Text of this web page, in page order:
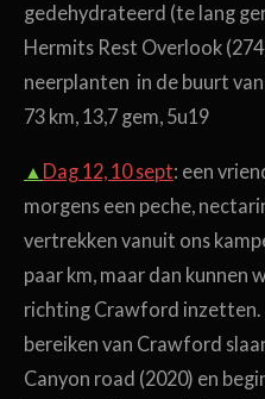
gedehydrateerd (te lang
Hermits Rest Overlook
neerplanten in de buurt
73 km, 13,7 gem, 5u19
▲ Dag 12, 10 sept: een
morgens een peche,
vertrekken vanuit ons
paar km, maar dan kunnen
richting Crawford inzetten.
bereiken van Crawford
Canyon road (2020) en